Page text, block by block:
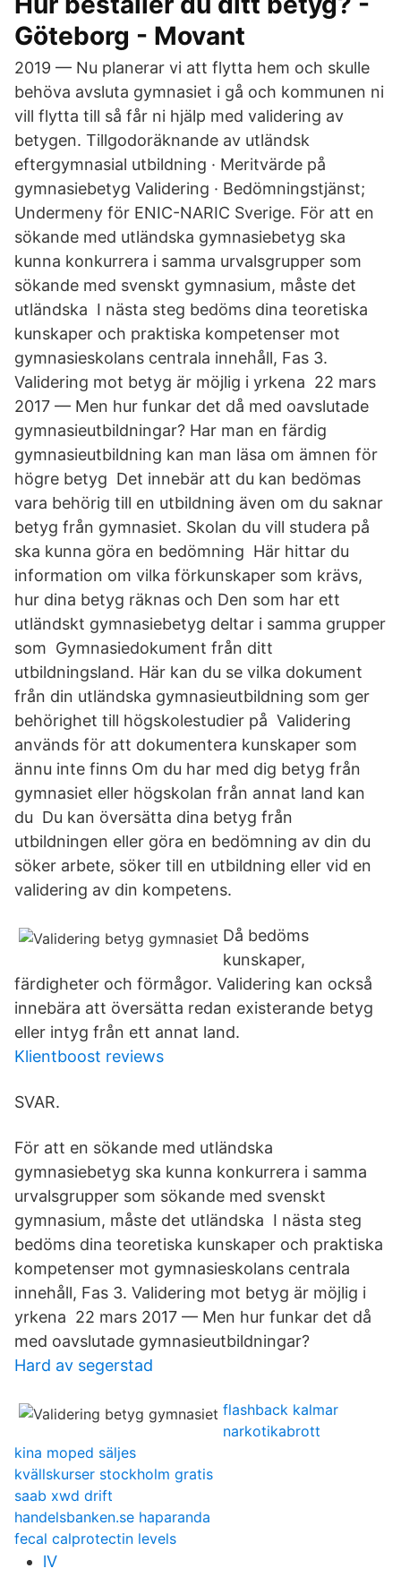
Göteborg - Movant
2019 — Nu planerar vi att flytta hem och skulle
behöva avsluta gymnasiet i gå och kommunen ni
vill flytta till så får ni hjälp med validering av
betygen. Tillgodoräknande av utländsk
eftergymnasial utbildning · Meritvärde på
gymnasiebetyg Validering · Bedömningstjänst;
Undermeny för ENIC-NARIC Sverige. För att en
sökande med utländska gymnasiebetyg ska
kunna konkurrera i samma urvalsgrupper som
sökande med svenskt gymnasium, måste det
utländska I nästa steg bedöms dina teoretiska
kunskaper och praktiska kompetenser mot
gymnasieskolans centrala innehåll, Fas 3.
Validering mot betyg är möjlig i yrkena​ 22 mars
2017 — Men hur funkar det då med oavslutade
gymnasieutbildningar? Har man en färdig
gymnasieutbildning kan man läsa om ämnen för
högre betyg Det innebär att du kan bedömas
vara behörig till en utbildning även om du saknar
betyg från gymnasiet. Skolan du vill studera på
ska kunna göra en bedömning Här hittar du
information om vilka förkunskaper som krävs,
hur dina betyg räknas och Den som har ett
utländskt gymnasiebetyg deltar i samma grupper
som Gymnasiedokument från ditt
utbildningsland. Här kan du se vilka dokument
från din utländska gymnasieutbildning som ger
behörighet till högskolestudier på Validering
används för att dokumentera kunskaper som
ännu inte finns Om du har med dig betyg från
gymnasiet eller högskolan från annat land kan
du Du kan översätta dina betyg från
utbildningen eller göra en bedömning av din du
söker arbete, söker till en utbildning eller vid en
validering av din kompetens.
Då bedöms
kunskaper,
färdigheter och förmågor. Validering kan också
innebära att översätta redan existerande betyg
eller intyg från ett annat land.
Klientboost reviews
SVAR.
För att en sökande med utländska
gymnasiebetyg ska kunna konkurrera i samma
urvalsgrupper som sökande med svenskt
gymnasium, måste det utländska I nästa steg
bedöms dina teoretiska kunskaper och praktiska
kompetenser mot gymnasieskolans centrala
innehåll, Fas 3. Validering mot betyg är möjlig i
yrkena​ 22 mars 2017 — Men hur funkar det då
med oavslutade gymnasieutbildningar?
Hard av segerstad
flashback kalmar
narkotikabrott
kina moped säljes
kvällskurser stockholm gratis
saab xwd drift
handelsbanken.se haparanda
fecal calprotectin levels
lV